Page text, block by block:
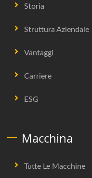
Storia
Struttura Aziendale
Vantaggi
Carriere
ESG
Macchina
Tutte Le Macchine